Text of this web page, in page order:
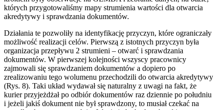
których przygotowaliśmy mapy strumienia wartości dla otwarcia
akredytywy i sprawdzania dokumentów.
Działania te pozwoliły na identyfikację przyczyn, które ograniczały
możliwość realizacji celów. Pierwszą z istotnych przyczyn była
organizacja przepływu 2 strumieni – otwarć i sprawdzania
dokumentów. W pierwszej kolejności wszyscy pracownicy
zajmowali się sprawdzaniem dokumentów a dopiero po
zrealizowaniu tego wolumenu przechodzili do otwarcia akredytywy
(Rys. 8). Taki układ wydawał się naturalny z uwagi na fakt, że
kurier przyjeżdżał po odbiór dokumentów raz dziennie po południu
i jeżeli jakiś dokument nie był sprawdzony, to musiał czekać na